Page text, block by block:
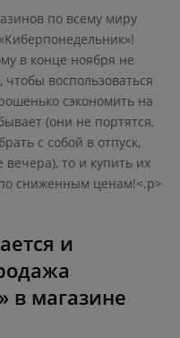
по всему миру
в конце ноября не
чтобы воспользоваться
сэкономить на
(они не портятся,
с собой в отпуск,
то и купить их
сниженным ценам!<.p>
и
в магазине